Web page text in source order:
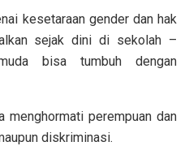
kesetaraan gender dan hak
sejak dini di sekolah –
bisa tumbuh dengan
menghormati perempuan dan
diskriminasi.